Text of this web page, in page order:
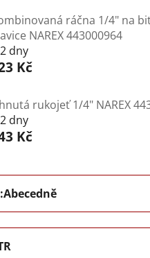
ráčna 1/4" na
NAREX 443000964
dny
Kč
rukojeť 1/4" NAREX
dny
Kč
Abecedně